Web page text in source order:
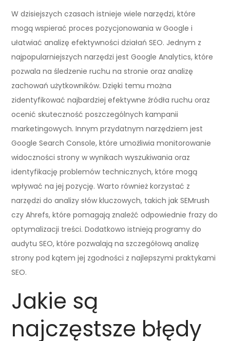
W dzisiejszych czasach istnieje wiele narzędzi, które
mogą wspierać proces pozycjonowania w Google i
ułatwiać analizę efektywności działań SEO. Jednym z
najpopularniejszych narzędzi jest Google Analytics, które
pozwala na śledzenie ruchu na stronie oraz analizę
zachowań użytkowników. Dzięki temu można
zidentyfikować najbardziej efektywne źródła ruchu oraz
ocenić skuteczność poszczególnych kampanii
marketingowych. Innym przydatnym narzędziem jest
Google Search Console, które umożliwia monitorowanie
widoczności strony w wynikach wyszukiwania oraz
identyfikację problemów technicznych, które mogą
wpływać na jej pozycję. Warto również korzystać z
narzędzi do analizy słów kluczowych, takich jak SEMrush
czy Ahrefs, które pomagają znaleźć odpowiednie frazy do
optymalizacji treści. Dodatkowo istnieją programy do
audytu SEO, które pozwalają na szczegółową analizę
strony pod kątem jej zgodności z najlepszymi praktykami
SEO.
Jakie są
najczęstsze błędy